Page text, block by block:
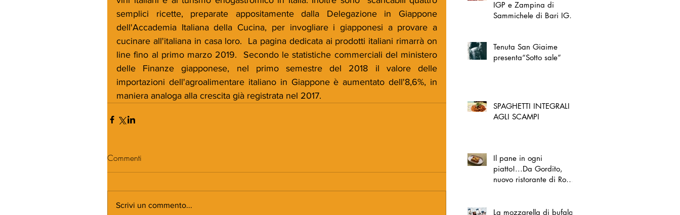
semplici ricette, preparate appositamente dalla Delegazione in Giappone
dell'Accademia Italiana della Cucina, per invogliare i giapponesi a provare a
cucinare all'italiana in casa loro.  La pagina dedicata ai prodotti italiani rimarrà on
line fino al primo marzo 2019.  Secondo le statistiche commerciali del ministero
delle Finanze giapponese, nel primo semestre del 2018 il valore delle
importazioni dell'agroalimentare italiano in Giappone è aumentato dell'8,6%, in
maniera analoga alla crescita già registrata nel 2017.
Commenti
Scrivi un commento...
IGP e Zampina di
Sammichele di Bari IGP
Tenuta San Giaime
presenta“Sotto sale”
SPAGHETTI INTEGRALI
AGLI SCAMPI
Il pane in ogni
piatto!...Da Gordito,
nuovo ristorante di Roma
La mozzarella di bufala